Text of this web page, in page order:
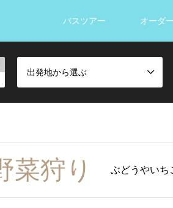
バスツアー オーダ
出発地から選ぶ
菜狩り ぶどうやいち